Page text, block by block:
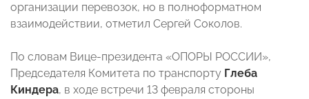
организации перевозок, но в полноформатном
взаимодействии, отметил Сергей Соколов.
По словам Вице-президента «ОПОРЫ РОССИИ»,
Председателя Комитета по транспорту Глеба
Киндера, в ходе встречи 13 февраля стороны